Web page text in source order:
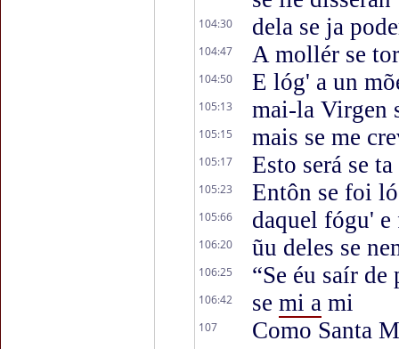
104:30 dela se ja
104:47 A mollér se
104:50 E lóg' a un
105:13 mai-la Virgen
105:15 mais se me
105:17 Esto será se
105:23 Entôn se foi
105:66 daquel fógu' e
106:20 ũu deles se
106:25 “Se éu saír
106:42 se mi a mi
107
Como Santa